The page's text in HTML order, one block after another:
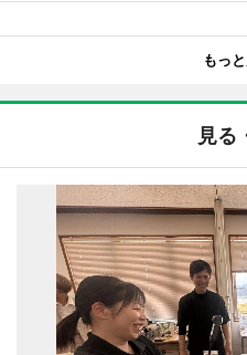
もっ
見る